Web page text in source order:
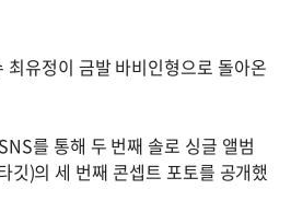
유정이 금발 바비인형으로 돌아온
를 통해 두 번째 솔로 싱글 앨범
깃)의 세 번째 콘셉트 포토를 공개했